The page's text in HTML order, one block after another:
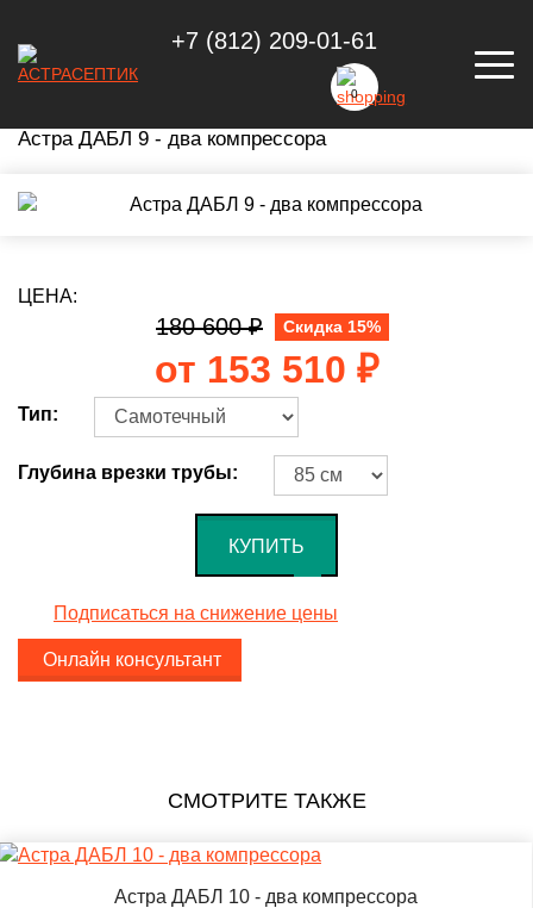
+7 (812) 209-01-61
0
АСТРА ДАБЛ 9 - ДВА КОМПРЕССОРА
Астра ДАБЛ 9 - два компрессора
ЦЕНА:
180 600₽ Скидка 15%
от 153 510 ₽
Тип:
Глубина врезки трубы:
КУПИТЬ
Подписаться на снижение цены
Онлайн консультант
СМОТРИТЕ ТАКЖЕ
Астра ДАБЛ 10 - два компрессора